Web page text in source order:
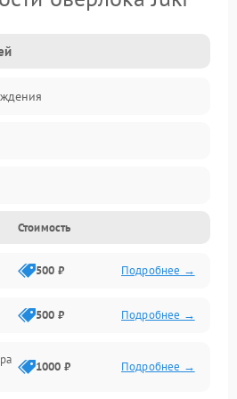
Стоимость
500 ₽ Подробнее →
500 ₽ Подробнее →
1000 ₽ Подробнее →